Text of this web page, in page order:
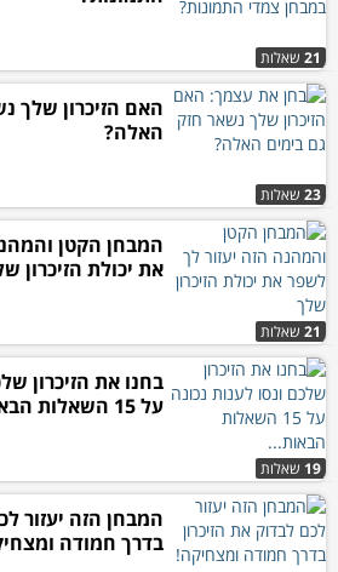
21 שאלות
23 שאלות
האם הזיכרון שלך
האלה?
21 שאלות
המבחן הקטן
את יכולת הזיכרון
19 שאלות
בחנו את הזיכרון
על 15 השאלות הבאות...
המבחן הזה יעזור
בדרך חמודה